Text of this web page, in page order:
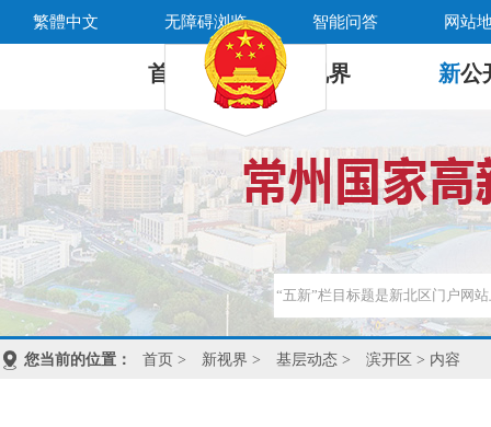
繁體中文 无障碍浏览 智能问答 网站
首 页 新 视界 新公
您当前的位置： 首页 > 新视界 > 基层动态 > 滨开区 > 内容